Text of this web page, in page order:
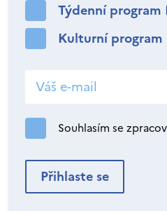
Týdenní program
Kulturní program
Souhlasím se